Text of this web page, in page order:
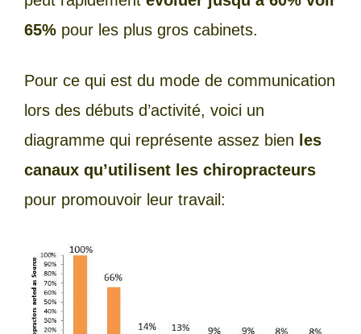
65% pour les plus gros cabinets.
Pour ce qui est du mode de communication
lors des débuts d’activité, voici un
diagramme qui représente assez bien les
canaux qu’utilisent les chiropracteurs
pour promouvoir leur travail: